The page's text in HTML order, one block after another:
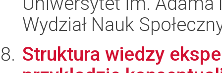
Wydział Nauk
Struktura wiedzy